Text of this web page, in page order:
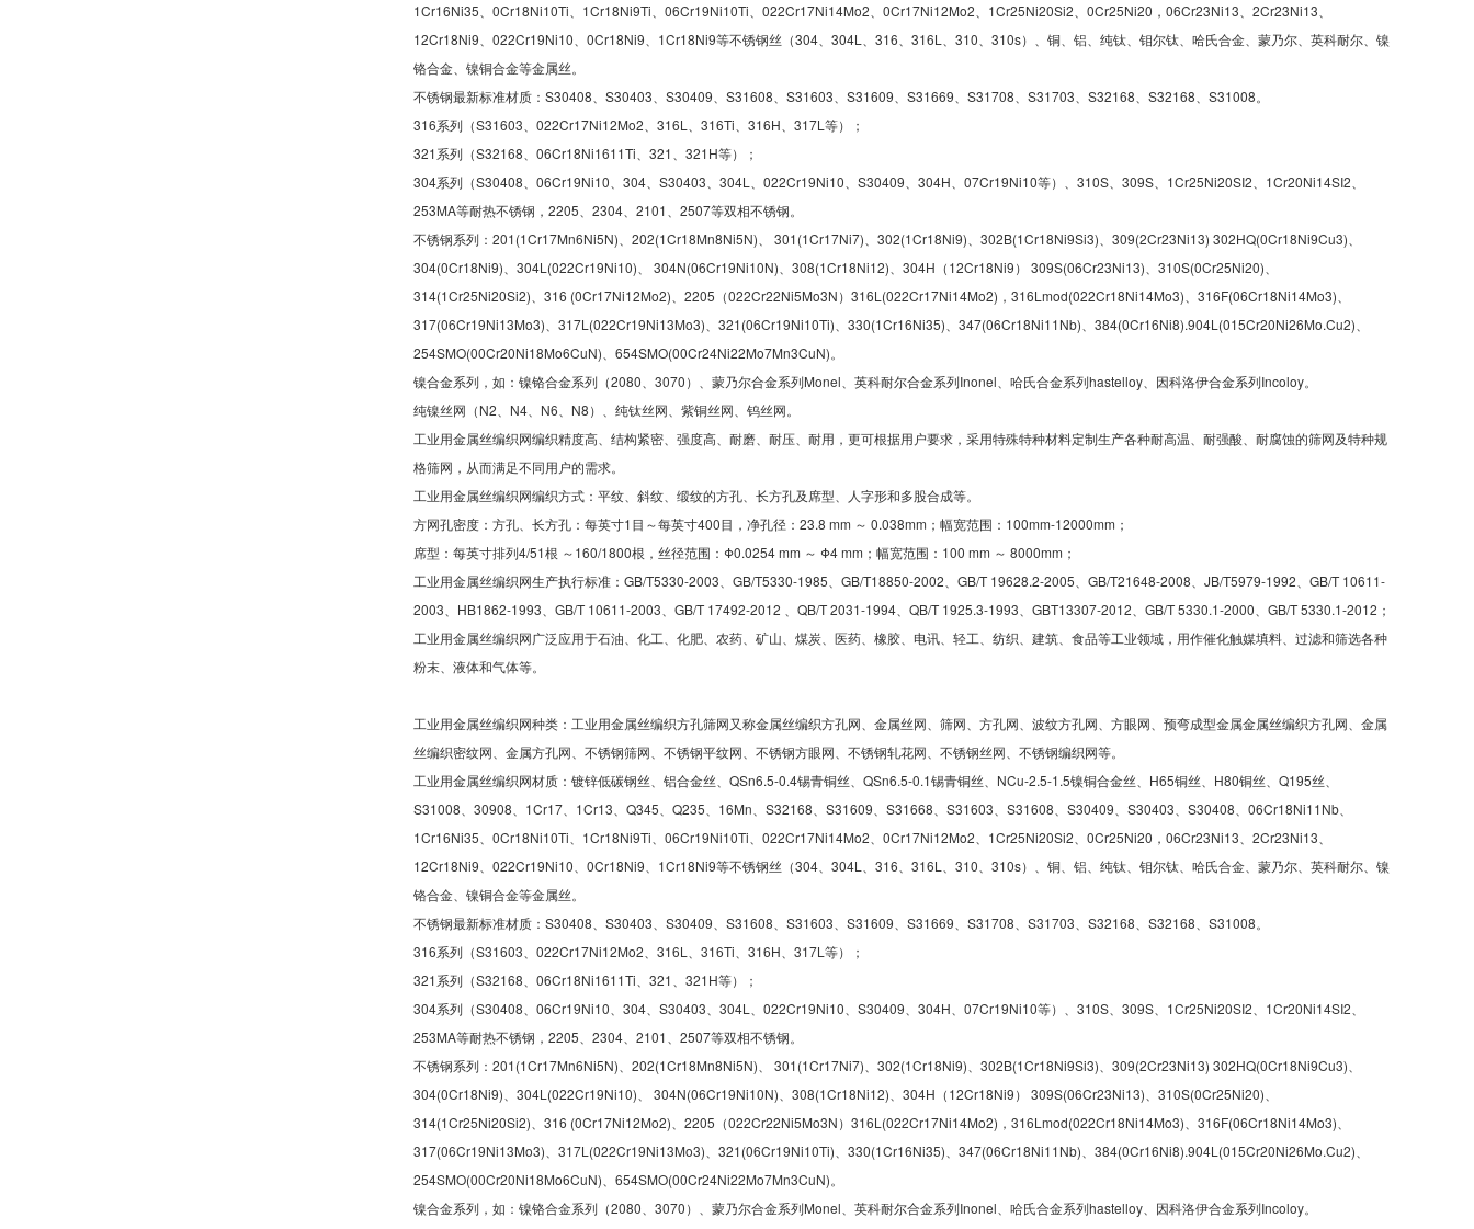
1Cr16Ni35、0Cr18Ni10Ti、1Cr18Ni9Ti、06Cr19Ni10Ti、022Cr17Ni14Mo2、0Cr17Ni12Mo2、1Cr25Ni20Si2、0Cr25Ni20，06Cr23Ni13、2Cr23Ni13、
12Cr18Ni9、022Cr19Ni10、0Cr18Ni9、1Cr18Ni9等不锈钢丝（304、304L、316、316L、310、310s）、铜、铝、纯钛、钼尔钛、哈氏合金、蒙乃尔、英科耐尔、镍
铬合金、镍铜合金等金属丝。
不锈钢最新标准材质：S30408、S30403、S30409、S31608、S31603、S31609、S31669、S31708、S31703、S32168、S32168、S31008。
316系列（S31603、022Cr17Ni12Mo2、316L、316Ti、316H、317L等）；
321系列（S32168、06Cr18Ni1611Ti、321、321H等）；
304系列（S30408、06Cr19Ni10、304、S30403、304L、022Cr19Ni10、S30409、304H、07Cr19Ni10等）、310S、309S、1Cr25Ni20SI2、1Cr20Ni14SI2、
253MA等耐热不锈钢，2205、2304、2101、2507等双相不锈钢。
不锈钢系列：201(1Cr17Mn6Ni5N)、202(1Cr18Mn8Ni5N)、 301(1Cr17Ni7)、302(1Cr18Ni9)、302B(1Cr18Ni9Si3)、309(2Cr23Ni13) 302HQ(0Cr18Ni9Cu3)、
304(0Cr18Ni9)、304L(022Cr19Ni10)、 304N(06Cr19Ni10N)、308(1Cr18Ni12)、304H（12Cr18Ni9） 309S(06Cr23Ni13)、310S(0Cr25Ni20)、
314(1Cr25Ni20Si2)、316 (0Cr17Ni12Mo2)、2205（022Cr22Ni5Mo3N）316L(022Cr17Ni14Mo2)，316Lmod(022Cr18Ni14Mo3)、316F(06Cr18Ni14Mo3)、
317(06Cr19Ni13Mo3)、317L(022Cr19Ni13Mo3)、321(06Cr19Ni10Ti)、330(1Cr16Ni35)、347(06Cr18Ni11Nb)、384(0Cr16Ni8).904L(015Cr20Ni26Mo.Cu2)、
254SMO(00Cr20Ni18Mo6CuN)、654SMO(00Cr24Ni22Mo7Mn3CuN)。
镍合金系列，如：镍铬合金系列（2080、3070）、蒙乃尔合金系列Monel、英科耐尔合金系列Inonel、哈氏合金系列hastelloy、因科洛伊合金系列Incoloy。
纯镍丝网（N2、N4、N6、N8）、纯钛丝网、紫铜丝网、钨丝网。
工业用金属丝编织网编织精度高、结构紧密、强度高、耐磨、耐压、耐用，更可根据用户要求，采用特殊特种材料定制生产各种耐高温、耐强酸、耐腐蚀的筛网及特种规
格筛网，从而满足不同用户的需求。
工业用金属丝编织网编织方式：平纹、斜纹、缎纹的方孔、长方孔及席型、人字形和多股合成等。
方网孔密度：方孔、长方孔：每英寸1目～每英寸400目，净孔径：23.8 mm ～ 0.038mm；幅宽范围：100mm-12000mm；
席型：每英寸排列4/51根 ～160/1800根，丝径范围：Φ0.0254 mm ～ Φ4 mm；幅宽范围：100 mm ～ 8000mm；
工业用金属丝编织网生产执行标准：GB/T5330-2003、GB/T5330-1985、GB/T18850-2002、GB/T 19628.2-2005、GB/T21648-2008、JB/T5979-1992、GB/T 10611-
2003、HB1862-1993、GB/T 10611-2003、GB/T 17492-2012 、QB/T 2031-1994、QB/T 1925.3-1993、GBT13307-2012、GB/T 5330.1-2000、GB/T 5330.1-2012；
工业用金属丝编织网广泛应用于石油、化工、化肥、农药、矿山、煤炭、医药、橡胶、电讯、轻工、纺织、建筑、食品等工业领域，用作催化触媒填料、过滤和筛选各种
粉末、液体和气体等。
工业用金属丝编织网种类：工业用金属丝编织方孔筛网又称金属丝编织方孔网、金属丝网、筛网、方孔网、波纹方孔网、方眼网、预弯成型金属金属丝编织方孔网、金属
丝编织密纹网、金属方孔网、不锈钢筛网、不锈钢平纹网、不锈钢方眼网、不锈钢轧花网、不锈钢丝网、不锈钢编织网等。
工业用金属丝编织网材质：镀锌低碳钢丝、铝合金丝、QSn6.5-0.4锡青铜丝、QSn6.5-0.1锡青铜丝、NCu-2.5-1.5镍铜合金丝、H65铜丝、H80铜丝、Q195丝、
S31008、30908、1Cr17、1Cr13、Q345、Q235、16Mn、S32168、S31609、S31668、S31603、S31608、S30409、S30403、S30408、06Cr18Ni11Nb、
1Cr16Ni35、0Cr18Ni10Ti、1Cr18Ni9Ti、06Cr19Ni10Ti、022Cr17Ni14Mo2、0Cr17Ni12Mo2、1Cr25Ni20Si2、0Cr25Ni20，06Cr23Ni13、2Cr23Ni13、
12Cr18Ni9、022Cr19Ni10、0Cr18Ni9、1Cr18Ni9等不锈钢丝（304、304L、316、316L、310、310s）、铜、铝、纯钛、钼尔钛、哈氏合金、蒙乃尔、英科耐尔、镍
铬合金、镍铜合金等金属丝。
不锈钢最新标准材质：S30408、S30403、S30409、S31608、S31603、S31609、S31669、S31708、S31703、S32168、S32168、S31008。
316系列（S31603、022Cr17Ni12Mo2、316L、316Ti、316H、317L等）；
321系列（S32168、06Cr18Ni1611Ti、321、321H等）；
304系列（S30408、06Cr19Ni10、304、S30403、304L、022Cr19Ni10、S30409、304H、07Cr19Ni10等）、310S、309S、1Cr25Ni20SI2、1Cr20Ni14SI2、
253MA等耐热不锈钢，2205、2304、2101、2507等双相不锈钢。
不锈钢系列：201(1Cr17Mn6Ni5N)、202(1Cr18Mn8Ni5N)、 301(1Cr17Ni7)、302(1Cr18Ni9)、302B(1Cr18Ni9Si3)、309(2Cr23Ni13) 302HQ(0Cr18Ni9Cu3)、
304(0Cr18Ni9)、304L(022Cr19Ni10)、 304N(06Cr19Ni10N)、308(1Cr18Ni12)、304H（12Cr18Ni9） 309S(06Cr23Ni13)、310S(0Cr25Ni20)、
314(1Cr25Ni20Si2)、316 (0Cr17Ni12Mo2)、2205（022Cr22Ni5Mo3N）316L(022Cr17Ni14Mo2)，316Lmod(022Cr18Ni14Mo3)、316F(06Cr18Ni14Mo3)、
317(06Cr19Ni13Mo3)、317L(022Cr19Ni13Mo3)、321(06Cr19Ni10Ti)、330(1Cr16Ni35)、347(06Cr18Ni11Nb)、384(0Cr16Ni8).904L(015Cr20Ni26Mo.Cu2)、
254SMO(00Cr20Ni18Mo6CuN)、654SMO(00Cr24Ni22Mo7Mn3CuN)。
镍合金系列，如：镍铬合金系列（2080、3070）、蒙乃尔合金系列Monel、英科耐尔合金系列Inonel、哈氏合金系列hastelloy、因科洛伊合金系列Incoloy。